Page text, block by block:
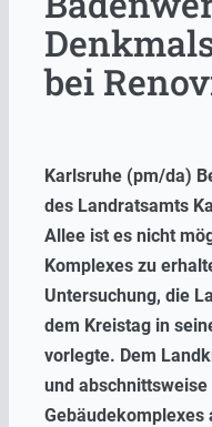
bei
Karlsruhe (pm/da)
des Landratsamts
Allee ist es nicht
Komplexes zu
Untersuchung, die
dem Kreistag in
vorlegte. Dem
und